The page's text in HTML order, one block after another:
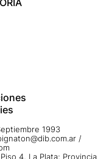
1993
/
4, La Plata; Provincia